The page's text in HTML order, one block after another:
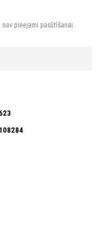
pieejami pasūtīšanai.